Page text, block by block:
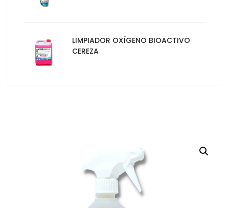
LIMPIADOR OXÍGENO BIOACTIVO
CEREZA